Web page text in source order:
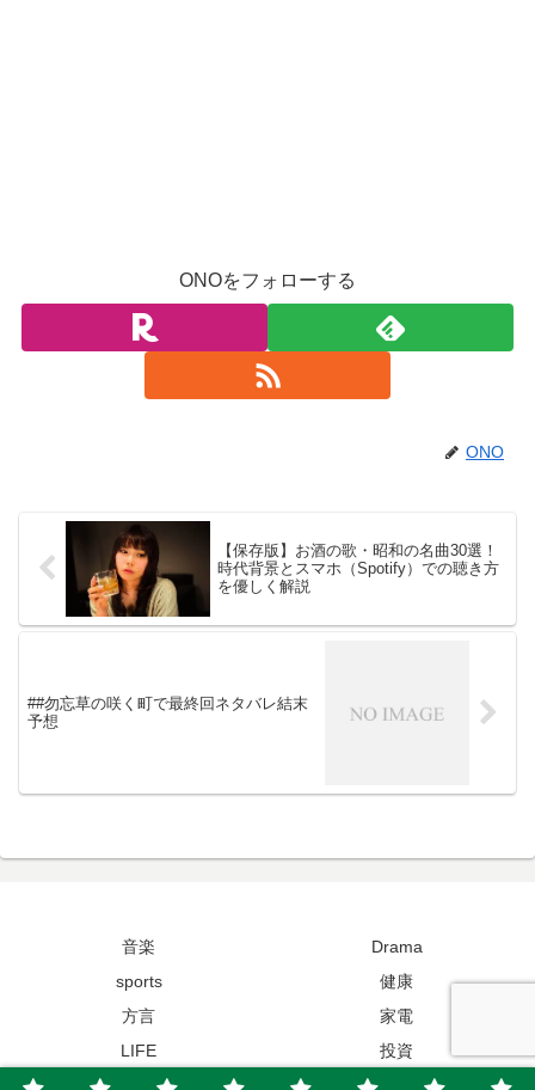
ONOをフォローする
ONO
【保存版】お酒の歌・昭和の名曲30選！
時代背景とスマホ（Spotify）での聴き方
を優しく解説
##勿忘草の咲く町で最終回ネタバレ結末
予想
音楽
Drama
sports
健康
方言
家電
LIFE
投資